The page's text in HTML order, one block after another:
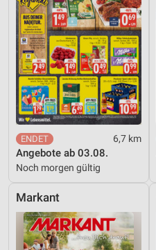
6,7 km
Angebote ab 03.08.
Noch morgen gültig
Markant